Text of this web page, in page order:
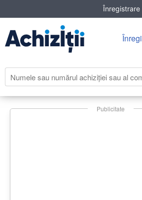
Înregistrare
Publicitate